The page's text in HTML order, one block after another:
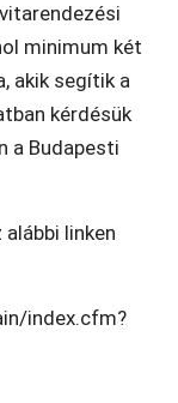
minimum két
akik segítik a
kérdésük
a Budapesti
linken
index.cfm?